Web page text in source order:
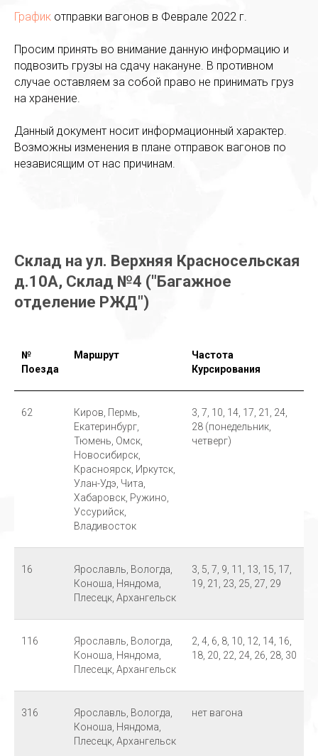
График отправки вагонов в Феврале 2022 г.
Просим принять во внимание данную информацию и
подвозить грузы на сдачу накануне. В противном
случае оставляем за собой право не принимать груз
на хранение.
Данный документ носит информационный характер.
Возможны изменения в плане отправок вагонов по
независящим от нас причинам.
Склад на ул. Верхняя Красносельская
д.10А, Склад №4 ("Багажное
отделение РЖД")
№
Поезда
Маршрут
Частота
Курсирования
62
Киров, Пермь,
Екатеринбург,
Тюмень, Омск,
Новосибирск,
Красноярск, Иркутск,
Улан-Удэ, Чита,
Хабаровск, Ружино,
Уссурийск,
Владивосток
3, 7, 10, 14, 17, 21, 24,
28 (понедельник,
четверг)
16
Ярославль, Вологда,
Коноша, Няндома,
Плесецк, Архангельск
3, 5, 7, 9, 11, 13, 15, 17,
19, 21, 23, 25, 27, 29
116
Ярославль, Вологда,
Коноша, Няндома,
Плесецк, Архангельск
2, 4, 6, 8, 10, 12, 14, 16,
18, 20, 22, 24, 26, 28, 30
316
Ярославль, Вологда,
Коноша, Няндома,
Плесецк, Архангельск
нет вагона